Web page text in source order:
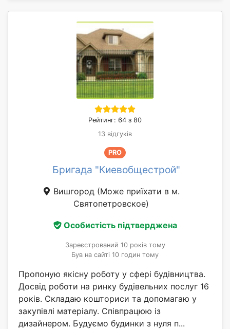
Рейтинг: 64 з 80
13 відгуків
PRO
Бригада "Киевобщестрой"
Вишгород (Може приїхати в м.
Святопетровское)
Особистість підтверджена
Зареєстрований 10 років тому
Був на сайті 10 годин тому
Пропоную якісну роботу у сфері будівництва.
Досвід роботи на ринку будівельних послуг 16
років. Складаю кошториси та допомагаю у
закупівлі матеріалу. Співпрацюю із
дизайнером. Будуємо будинки з нуля п...